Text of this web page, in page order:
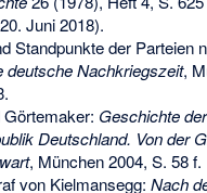
Juni 2018).
Standpunkte der Parteien
deutsche Nachkriegszeit,
Görtemaker: Geschichte der
Deutschland. Von der
, München 2004, S. 58 f.
von Kielmansegg:Nach